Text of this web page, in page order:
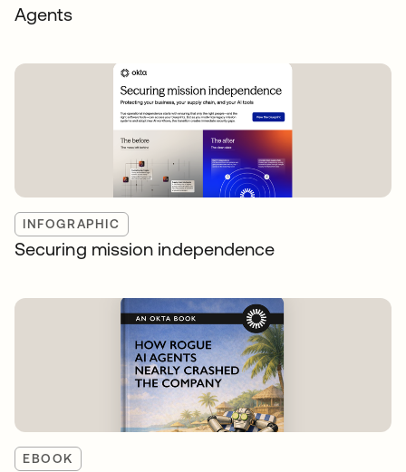
Agents
INFOGRAPHIC
Securing mission independence
EBOOK